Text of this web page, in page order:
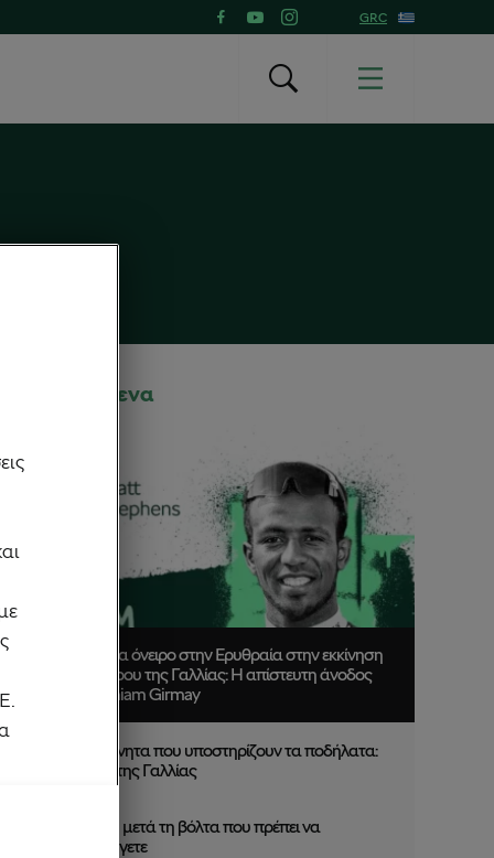
GRC
Προτεινόμενα
Από ένα όνειρο στην Ερυθραία στην εκκίνηση
του Γύρου της Γαλλίας: Η απίστευτη άνοδος
του Biniam Girmay
Αυτοκίνητα που υποστηρίζουν τα ποδήλατα:
Γύρος της Γαλλίας
5 λάθη μετά τη βόλτα που πρέπει να
αποφύγετε